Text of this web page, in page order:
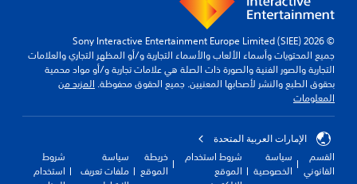
المظهر التجاري والعلامات
و/أو مواد محمية
محفوظة.المزيد من
سياسة
ملفات تعريف
شروط
استخدام